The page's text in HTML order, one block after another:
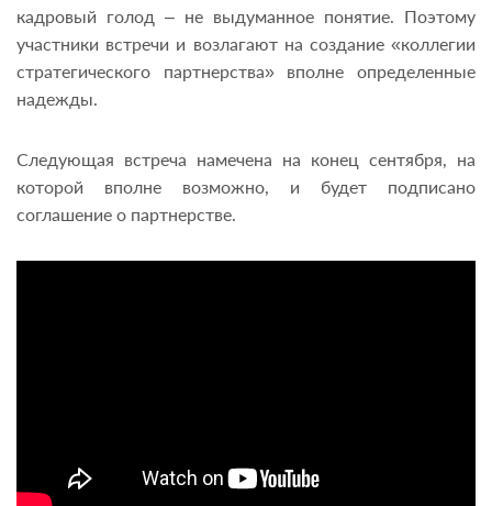
кадровый голод – не выдуманное понятие. Поэтому
участники встречи и возлагают на создание «коллегии
стратегического партнерства» вполне определенные
надежды.
Следующая встреча намечена на конец сентября, на
которой вполне возможно, и будет подписано
соглашение о партнерстве.